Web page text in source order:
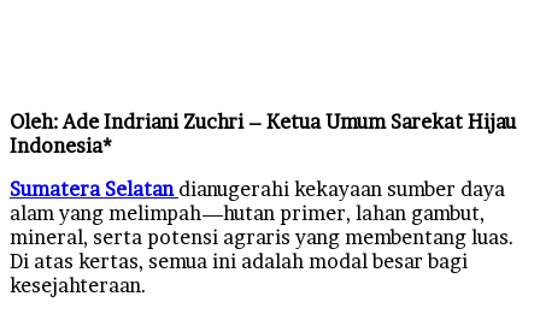
Oleh: Ade Indriani Zuchri – Ketua Umum Sarekat Hijau
Indonesia*
Sumatera Selatan dianugerahi kekayaan sumber daya
alam yang melimpah—hutan primer, lahan gambut,
mineral, serta potensi agraris yang membentang luas.
Di atas kertas, semua ini adalah modal besar bagi
kesejahteraan.